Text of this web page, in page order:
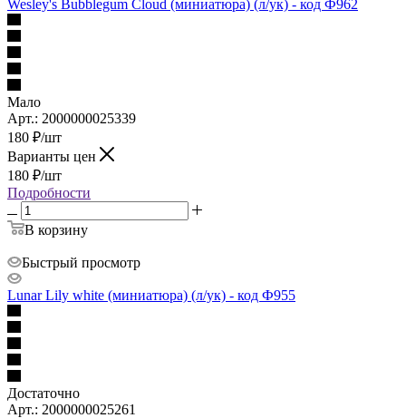
Wesley's Bubblegum Cloud (миниатюра) (л/ук) - код Ф962
Мало
Арт.: 2000000025339
180 ₽/шт
Варианты цен
180 ₽/шт
Подробности
В корзину
Быстрый просмотр
Lunar Lily white (миниатюра) (л/ук) - код Ф955
Достаточно
Арт.: 2000000025261